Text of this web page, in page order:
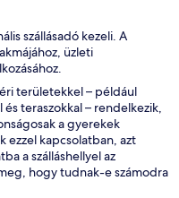
szállásadó kezeli. A
üzleti
területekkel – például
teraszokkal – rendelkezik,
a gyerekek
ezzel kapcsolatban, azt
a szálláshellyel az
hogy tudnak-e számodra